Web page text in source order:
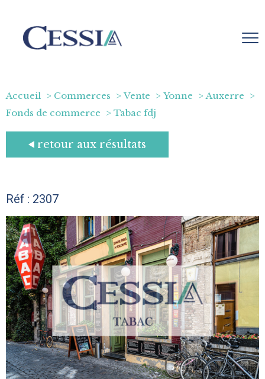
Accueil Commerces Vente Yonne
Auxerre
Fonds de commerce
Tabac fdj
retour aux résultats
Réf : 2307